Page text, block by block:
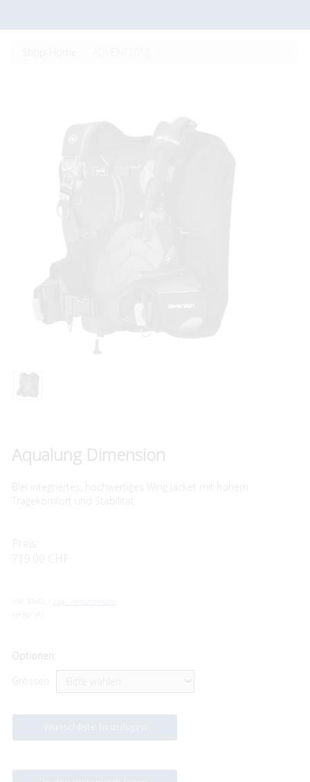
Aqualung Dimension
Blei integriertes, hochwertiges Wing Jacket mit hohem
Tragekomfort und Stabilität
Preis:
719.00 CHF
zzgl. Versandkosten
Optionen: